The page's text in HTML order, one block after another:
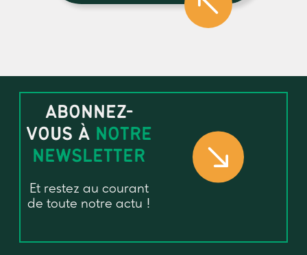
ABONNEZ-
VOUS À NOTRE
NEWSLETTER
Et restez au courant
de toute notre actu !